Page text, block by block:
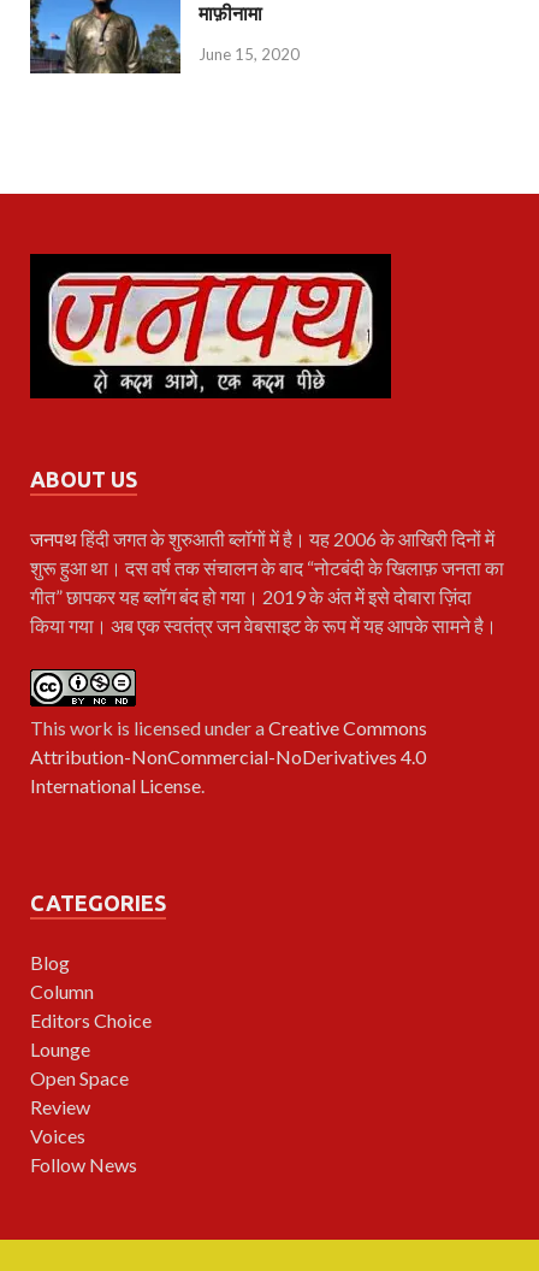
माफ़ीनामा
June 15, 2020
ABOUT US
जनपथहिंदी जगत के शुरुआती ब्लॉगों में है। यह 2006 के आखिरी दिनों में
शुरू हुआ था। दस वर्ष तक संचालन के बाद “नोटबंदी के खिलाफ़ जनता का
गीत” छापकर यह ब्लॉग बंद हो गया। 2019 के अंत में इसे दोबारा ज़िंदा
किया गया। अब एक स्वतंत्र जन वेबसाइट के रूप में यह आपके सामने है।
This work is licensed under aCreative Commons
Attribution-NonCommercial-NoDerivatives 4.0
International License.
CATEGORIES
Blog
Column
Editors Choice
Lounge
Open Space
Review
Voices
Follow News